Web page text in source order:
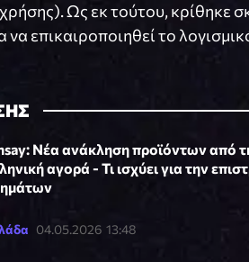
Ως εκ τούτου, κρίθηκε
επικαιροποιηθεί το
Nέα ανάκληση προϊόντων από
αγορά - Τι ισχύει για την
04.05.2026 13:48